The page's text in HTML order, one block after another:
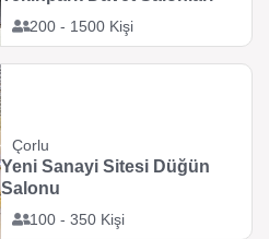
200 - 1500 Kişi
Çorlu
100 - 350 Kişi
Yeni Sanayi Sitesi Düğün
Salonu